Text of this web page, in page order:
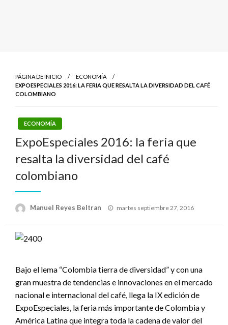
PÁGINA DE INICIO
ECONOMÍA
EXPOESPECIALES 2016: LA FERIA QUE RESALTA LA DIVERSIDAD DEL CAFÉ
COLOMBIANO
ECONOMÍA
ExpoEspeciales 2016: la feria que
resalta la diversidad del café
colombiano
Manuel Reyes Beltran
Publicado
martes septiembre 27, 2016
Bajo el lema “Colombia tierra de diversidad” y con una
gran muestra de tendencias e innovaciones en el mercado
nacional e internacional del café, llega la IX edición de
ExpoEspeciales, la feria más importante de Colombia y
América Latina que integra toda la cadena de valor del